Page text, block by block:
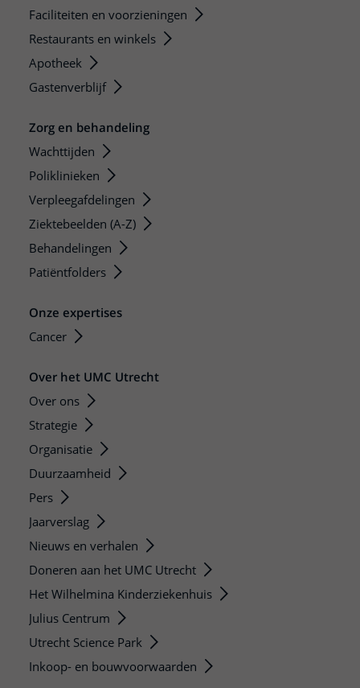
Faciliteiten en voorzieningen
Restaurants en winkels
Apotheek
Gastenverblijf
Zorg en behandeling
Wachttijden
Poliklinieken
Verpleegafdelingen
Ziektebeelden (A-Z)
Behandelingen
Patiëntfolders
Onze expertises
Cancer
Over het UMC Utrecht
Over ons
Strategie
Organisatie
Duurzaamheid
Pers
Jaarverslag
Nieuws en verhalen
Doneren aan het UMC Utrecht
Het Wilhelmina Kinderziekenhuis
Julius Centrum
Utrecht Science Park
Inkoop- en bouwvoorwaarden